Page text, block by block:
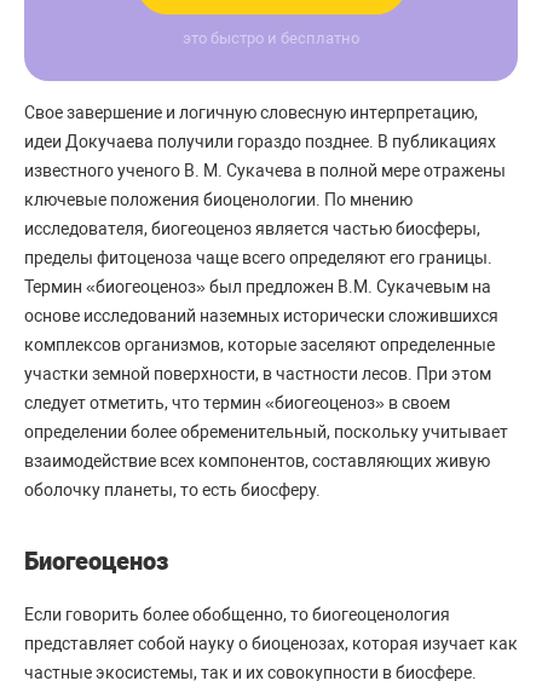
это быстро и бесплатно
Свое завершение и логичную словесную интерпретацию,
идеи Докучаева получили гораздо позднее. В публикациях
известного ученого В. М. Сукачева в полной мере отражены
ключевые положения биоценологии. По мнению
исследователя, биогеоценоз является частью биосферы,
пределы фитоценоза чаще всего определяют его границы.
Термин «биогеоценоз» был предложен В.М. Сукачевым на
основе исследований наземных исторически сложившихся
комплексов организмов, которые заселяют определенные
участки земной поверхности, в частности лесов. При этом
следует отметить, что термин «биогеоценоз» в своем
определении более обременительный, поскольку учитывает
взаимодействие всех компонентов, составляющих живую
оболочку планеты, то есть биосферу.
Биогеоценоз
Если говорить более обобщенно, то биогеоценология
представляет собой науку о биоценозах, которая изучает как
частные экосистемы, так и их совокупности в биосфере.